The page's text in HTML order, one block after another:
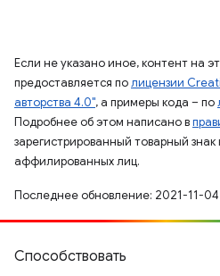
Если не указано иное, контент на
предоставляется полицензии
авторства 4.0", а примеры кода – по
Подробнее об этом написано в
зарегистрированный товарный
аффилированных лиц.
Последнее обновление: 2021-11-04
Способствовать